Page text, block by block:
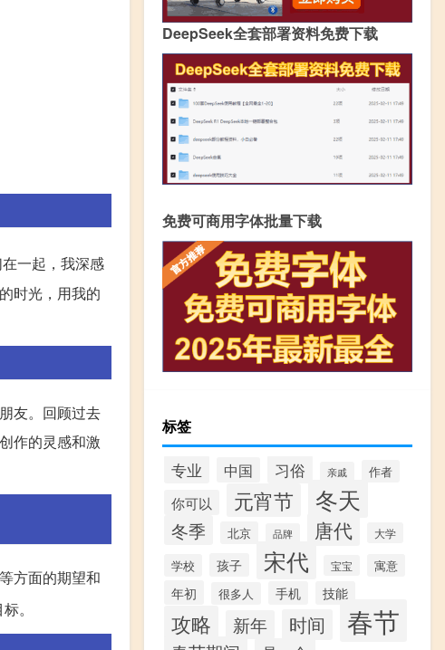
一起，我深感
时光，用我的
友。回顾过去
作的灵感和激
方面的期望和
。
DeepSeek全套部署资料免费下载
免费可商用字体批量下载
标签
专业 中国 习俗 亲戚 作者
你可以 元宵节 冬天
冬季 北京 品牌 唐代 大学
学校 孩子 宋代 宝宝 寓意
年初 很多人 手机 技能
攻略 新年 时间 春节